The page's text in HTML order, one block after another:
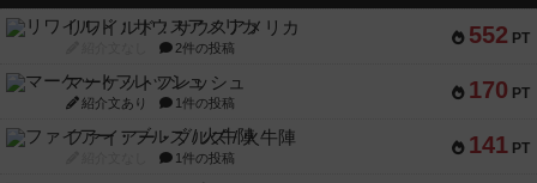
552 PT
リワイルド：サウスアメリカ
2件の投稿
170 PT
マーケットフレッシュ
紹介文あり 1件の投稿
141 PT
ファイアー・ブルズ / 火牛陣
1件の投稿